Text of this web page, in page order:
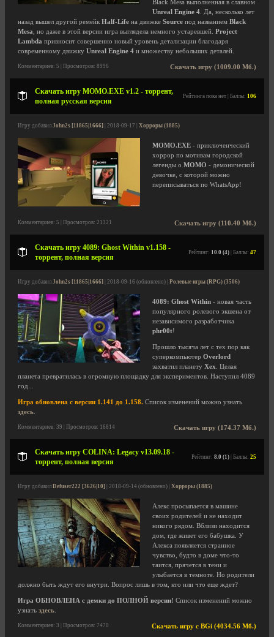
Black Mesa выполненная в славном
Unreal Engine 4 . Да, несколько лет
назад вышел другой ремейк Half-Life на движке Source под названием Black
Mesa , но даже в этой версии игра выглядела немного устаревшей. Project
Lambda привносит совершенно новый уровень детализации благодаря
современному движку Unreal Engine 4 и множеству небольших деталей.
Скачать игру (1009.00 Мб.)
Комментариев: 5 | Просмотров: 8996
Скачать игру MOMO.EXE v1.2 - торрент,
полная русская версия
Рейтинга пока нет | Баллы: 106
Игру добавил John2s [11865|1666] | 2018-09-17 | Хорроры (1885)
MOMO.EXE - приключенческий
хоррор по мотивам городской
легенды о МОМО - демонической
девочке, с которой можно
переписываться по WhatsApp!
Скачать игру (110.40 Мб.)
Комментариев: 5 | Просмотров: 21321
Скачать игру 4089: Ghost Within v1.158 -
торрент, полная версия
Рейтинг: 10.0 (4) | Баллы: 47
Игру добавил John2s [11865|1666] | 2018-09-16 (обновлено) | Ролевые игры (RPG) (3506)
4089: Ghost Within - новая часть
популярного ролевого экшена от
независимого разработчика
phr00t!
Прошло тысяча лет с тех пор как
суперкомпьютер Overlord
захватил планету Xex . Целая
планета превратилась в огромную площадку для экспериментов. Наступил 4089
год...
Игра обновлена с версии 1.141 до 1.158. Список изменений можно узнать
здесь
Скачать игру (174.37 Мб.)
Комментариев: 39 | Просмотров: 16814
Скачать игру COLINA: Legacy v13.09.18 -
торрент, полная версия
Рейтинг: 8.0 (1) | Баллы: 25
Игру добавил Defuser222 [3626|10] | 2018-09-14 (обновлено) | Хорроры (1885)
Алекс просыпается в машине
своих родителей и не находит
никого рядом. Вблизи находится
дом, где живет его бабушка. У
Алекса появляется странное
чувство, будто в доме что-то
таится, прячется в тени и
улыбается в темноте. Но родители
должно быть ждут его внутри. Вопрос лишь в том, кто или что еще ждет?
Игра ОБНОВЛЕНА с демки до ПОЛНОЙ версии! Список изменений можно
узнать здесь
Скачать игру с BGi (4034.56 Мб.)
Комментариев: 3 | Просмотров: 7470